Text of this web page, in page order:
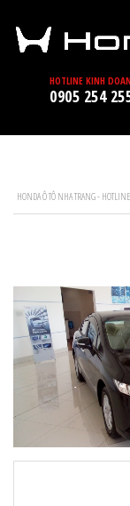
HOTLINE KINH
0905 254
HONDA Ô TÔ NHA TRANG -